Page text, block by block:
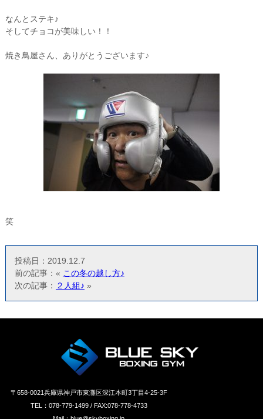
なんとステキ♪
そしてチョコが美味しい！！
焼き鳥屋さん、ありがとうございます♪
笑
投稿日：2019.12.7
前の記事：« この冬の越し方♪
次の記事： ２人組♪ »
〒658‐0021兵庫県神戸市東灘区深江本町3丁目4-25-3F
TEL：078-779-1499 / FAX:078-778-4733